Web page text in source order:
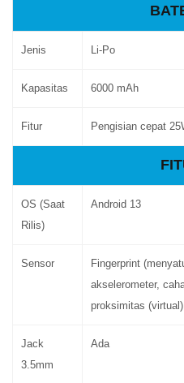
Jenis Li-Po
Kapasitas 6000 mAh
Fitur Pengisian cepat
OS (Saat
Rilis)
Android 13
Sensor
Fingerprint
akselerometer,
proksimitas (virtual)
Jack
3.5mm
Ada